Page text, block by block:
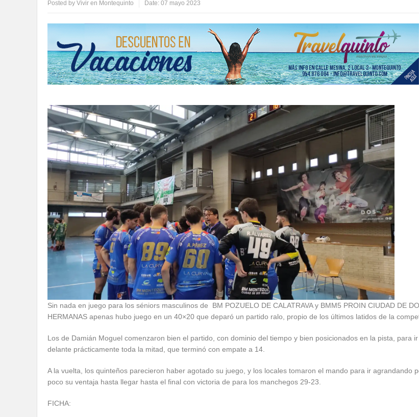
Posted by Vivir en Montequinto Date: 07 mayo 2023
Sin nada en juego para los séniors masculinos de BM POZUELO DE CALATRAVA y BMM5 PROIN CIUDAD DE
HERMANAS apenas hubo juego en un 40×20 que deparó un partido ralo, propio de los últimos latidos de la
Los de Damián Moguel comenzaron bien el partido, con dominio del tiempo y bien posicionados en la pista, para
delante prácticamente toda la mitad, que terminó con empate a 14.
A la vuelta, los quinteños parecieron haber agotado su juego, y los locales tomaron el mando para ir agrandando
poco su ventaja hasta llegar hasta el final con victoria de para los manchegos 29-23.
FICHA: